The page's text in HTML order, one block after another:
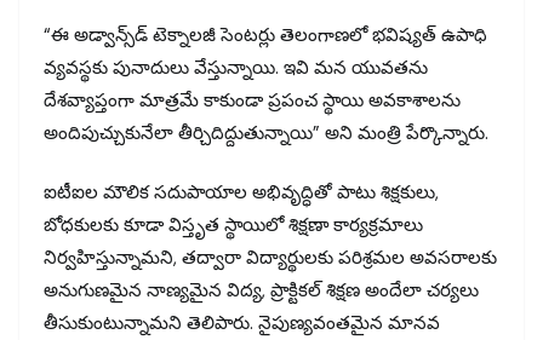
“ఈ అడ్వాన్స్‌డ్ టెక్నాలజీ సెంటర్లు తెలంగాణలో భవిష్యత్ ఉపాధి
వ్యవస్థకు పునాదులు వేస్తున్నాయి. ఇవి మన యువతను
దేశవ్యాప్తంగా మాత్రమే కాకుండా ప్రపంచ స్థాయి అవకాశాలను
అందిపుచ్చుకునేలా తీర్చిదిద్దుతున్నాయి” అని మంత్రి పేర్కొన్నారు.
ఐటీఐల మౌలిక సదుపాయాల అభివృద్ధితో పాటు శిక్షకులు,
బోధకులకు కూడా విస్తృత స్థాయిలో శిక్షణా కార్యక్రమాలు
నిర్వహిస్తున్నామని, తద్వారా విద్యార్థులకు పరిశ్రమల అవసరాలకు
అనుగుణమైన నాణ్యమైన విద్య, ప్రాక్టికల్ శిక్షణ అందేలా చర్యలు
తీసుకుంటున్నామని తెలిపారు. నైపుణ్యవంతమైన మానవ